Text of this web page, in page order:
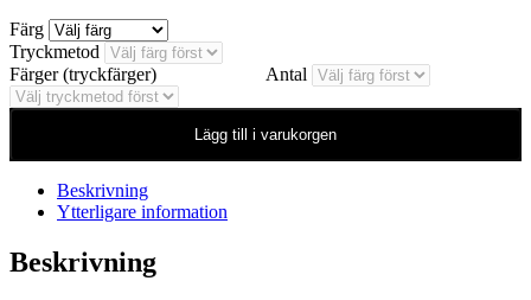
Färg
Tryckmetod
Färger (tryckfärger)
Antal
Lägg till i varukorgen
Beskrivning
Ytterligare information
Beskrivning